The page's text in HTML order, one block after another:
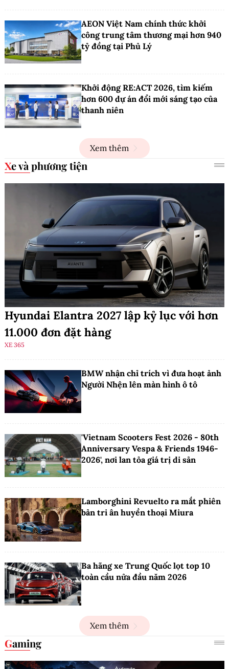
AEON Việt Nam chính thức khởi
công trung tâm thương mại hơn 940
tỷ đồng tại Phủ Lý
Khởi động RE:ACT 2026, tìm kiếm
hơn 600 dự án đổi mới sáng tạo của
thanh niên
Xem thêm
Xe và phương tiện
Hyundai Elantra 2027 lập kỷ lục với hơn
11.000 đơn đặt hàng
XE 365
BMW nhận chỉ trích vì đưa hoạt ảnh
Người Nhện lên màn hình ô tô
'Vietnam Scooters Fest 2026 - 80th
Anniversary Vespa & Friends 1946-
2026', nơi lan tỏa giá trị di sản
Lamborghini Revuelto ra mắt phiên
bản tri ân huyền thoại Miura
Ba hãng xe Trung Quốc lọt top 10
toàn cầu nửa đầu năm 2026
Xem thêm
Gaming